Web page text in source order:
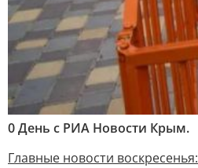
0 День с РИА Новости Крым.
Главные новости воскресенья: